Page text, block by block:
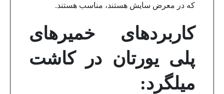
که در معرض سایش هستند، مناسب هستند.
کاربردهای خمیرهای
پلی یورتان در کاشت
میلگرد: